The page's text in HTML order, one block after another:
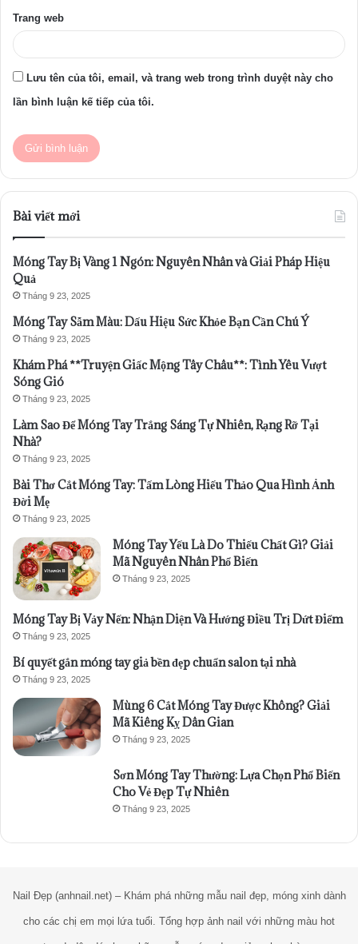
Trang web
Lưu tên của tôi, email, và trang web trong trình duyệt này cho
lần bình luận kế tiếp của tôi.
Bài viết mới
Móng Tay Bị Vàng 1 Ngón: Nguyên Nhân và Giải Pháp Hiệu
Quả
Tháng 9 23, 2025
Móng Tay Sẫm Màu: Dấu Hiệu Sức Khỏe Bạn Cần Chú Ý
Tháng 9 23, 2025
Khám Phá **Truyện Giấc Mộng Tây Châu**: Tình Yêu Vượt
Sóng Gió
Tháng 9 23, 2025
Làm Sao Để Móng Tay Trắng Sáng Tự Nhiên, Rạng Rỡ Tại
Nhà?
Tháng 9 23, 2025
Bài Thơ Cắt Móng Tay: Tấm Lòng Hiếu Thảo Qua Hình Ảnh
Đời Mẹ
Tháng 9 23, 2025
Móng Tay Yếu Là Do Thiếu Chất Gì? Giải
Mã Nguyên Nhân Phổ Biến
Tháng 9 23, 2025
Móng Tay Bị Vảy Nến: Nhận Diện Và Hướng Điều Trị Dứt Điểm
Tháng 9 23, 2025
Bí quyết gắn móng tay giả bền đẹp chuẩn salon tại nhà
Tháng 9 23, 2025
Mùng 6 Cắt Móng Tay Được Không? Giải
Mã Kiêng Kỵ Dân Gian
Tháng 9 23, 2025
Sơn Móng Tay Thường: Lựa Chọn Phổ Biến
Cho Vẻ Đẹp Tự Nhiên
Tháng 9 23, 2025
Nail Đẹp (anhnail.net) – Khám phá những mẫu nail đẹp, móng xinh dành
cho các chị em mọi lứa tuổi. Tổng hợp ảnh nail với những màu hot